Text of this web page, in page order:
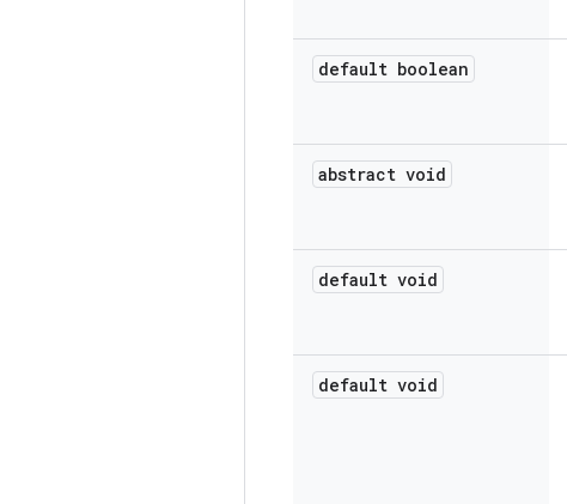
default boolean
abstract void
default void
default void